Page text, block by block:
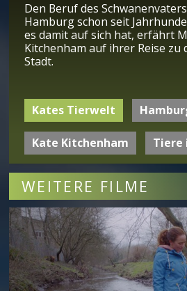
Den Beruf des
Hamburg schon seit
es damit auf sich hat, erfährt
Kitchenham auf ihrer Reise zu
Stadt.
Kates Tierwelt
Kate Kitchenham Tiere
WEITERE FILME